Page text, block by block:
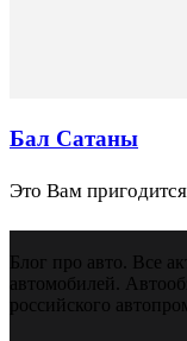
Бал Сатаны
Это Вам
Блог про авто. Все
автомобилей.
российского